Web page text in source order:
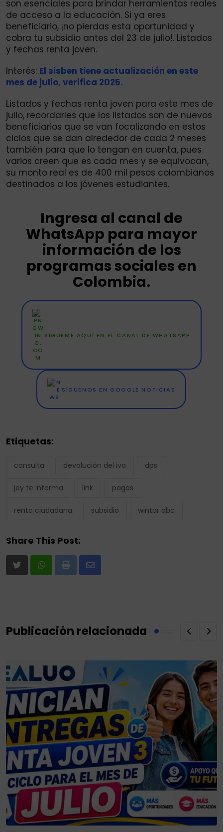
son esenciales para brindar herramientas reales
de acceso a la educación. Si ya eres
beneficiario, ¡no pierdas esta oportunidad y
cobra tu subsidio antes del 23 de julio!. Listados
y fechas renta joven.
Interés: El sisben tiene actualización en este
mes de julio, verifica 2025.
Listados y fechas renta joven para este mes de
julio, recordarles que los listados son de nuevos
beneficiarios que se van focalizando en estos
ciclos que se dan alrededor de cada 2 meses
también para que lo tengan en cuenta, pues
varios creen que es cada mes y se equivocan,
su monto real es de 400 mil pesos colombianos
destinados a los jóvenes estudiantes.
Ingresa al canal de
WhatsApp para mayor
información de los
programas sociales en
Colombia.
SÍGUEME AQUÍ EN EL CANAL DE WHATSAPP
SÍGUENOS EN GOOGLE NOTICIAS
Etiquetas:
consulta devolución del iva dps
jey te informa link pagos
renta ciudadana subsidio wintor abc
Share This Post:
Print
Share
Publicación relacionada